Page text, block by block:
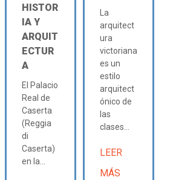
HISTOR
IA Y
ARQUIT
ECTUR
A
El Palacio
Real de
Caserta
(Reggia
di
Caserta)
en la...
La
arquitect
ura
victoriana
es un
estilo
arquitect
ónico de
las
clases...
LEER
MÁS